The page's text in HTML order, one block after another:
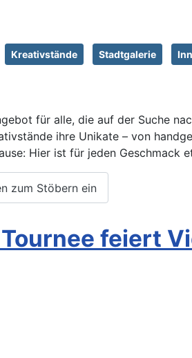
Kreativstände Stadtgalerie
für alle, die auf der Suche
ihre Unikate – von
Hier ist für jeden Geschmack
zum Stöbern ein
feiert